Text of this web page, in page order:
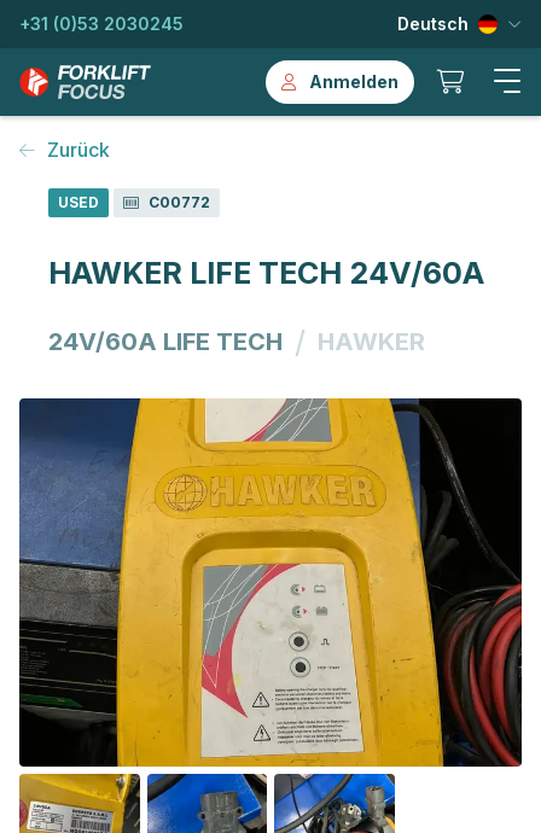
+31 (0)53 2030245 Deutsch
Anmelden
Zurück
USED C00772
HAWKER LIFE TECH 24V/60A
24V/60A LIFE TECH / HAWKER